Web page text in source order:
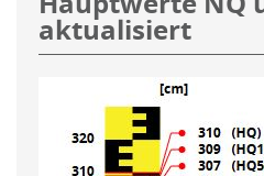
aktualisiert